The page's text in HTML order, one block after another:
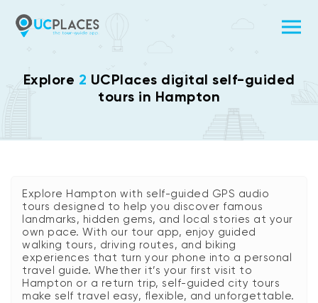
Explore 2 UCPlaces digital self-guided
tours in Hampton
Explore Hampton with self-guided GPS audio
tours designed to help you discover famous
landmarks, hidden gems, and local stories at your
own pace. With our tour app, enjoy guided
walking tours, driving routes, and biking
experiences that turn your phone into a personal
travel guide. Whether it’s your first visit to
Hampton or a return trip, self-guided city tours
make self travel easy, flexible, and unforgettable.